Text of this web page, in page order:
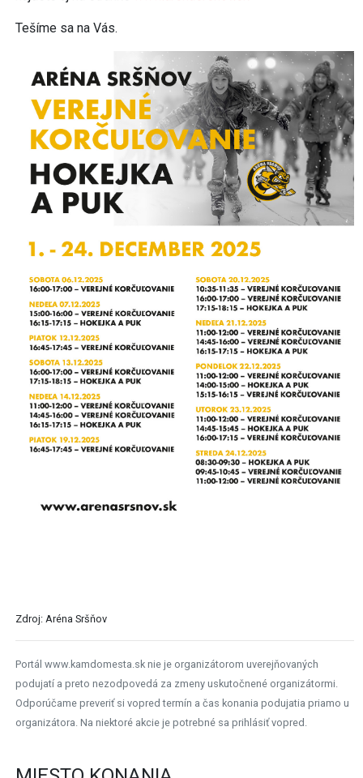
Tešíme sa na Vás.
Zdroj: Aréna Sršňov
Portál www.kamdomesta.sk nie je organizátorom uverejňovaných
podujatí a preto nezodpovedá za zmeny uskutočnené organizátormi.
Odporúčame preveriť si vopred termín a čas konania podujatia priamo u
organizátora. Na niektoré akcie je potrebné sa prihlásiť vopred.